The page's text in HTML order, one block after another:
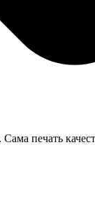
ящик, не
печать